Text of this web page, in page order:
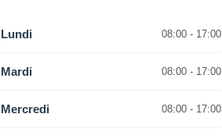
Lundi 08:00 - 17:00
Mardi 08:00 - 17:00
Mercredi 08:00 - 17:00